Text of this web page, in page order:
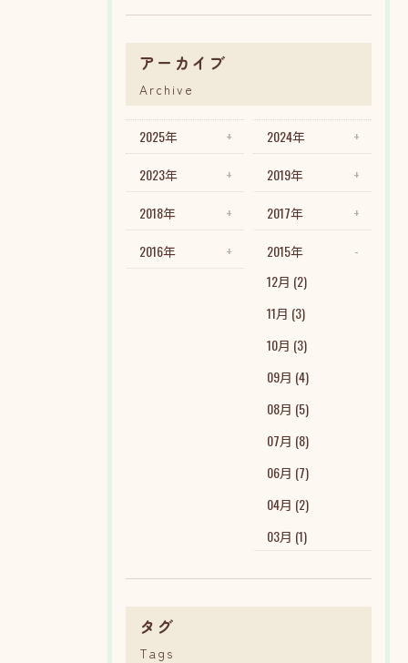
アーカイブ
Archive
2025年
2024年
2023年
2019年
2018年
2017年
2016年
2015年
12月 (2)
11月 (3)
10月 (3)
09月 (4)
08月 (5)
07月 (8)
06月 (7)
04月 (2)
03月 (1)
タグ
Tags